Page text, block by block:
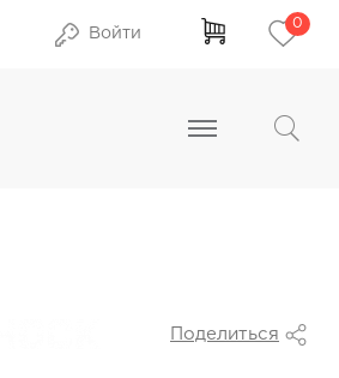
Войти
0
Поделиться